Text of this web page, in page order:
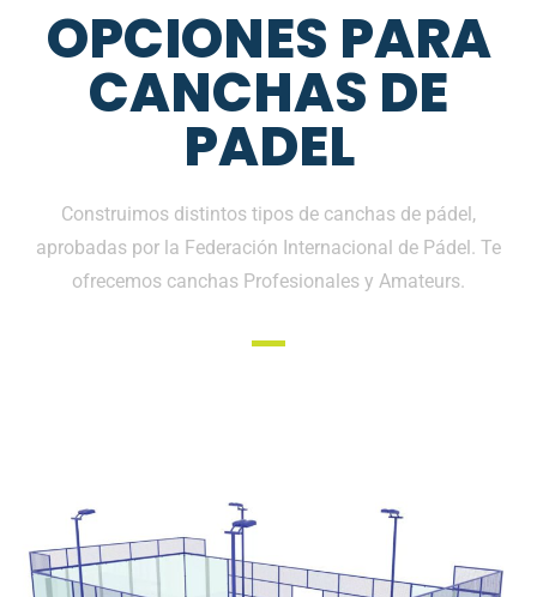
OPCIONES PARA
CANCHAS DE
PADEL
Construimos distintos tipos de canchas de pádel,
aprobadas por la Federación Internacional de Pádel. Te
ofrecemos canchas Profesionales y Amateurs.